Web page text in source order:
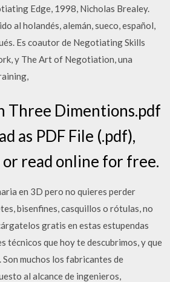
Edge, 1998, Nicholas Brealey.
al holandés, alemán, sueco, español,
Es coautor de Negotiating Skills
y The Art of Negotiation, una
Three Dimentions.pdf
as PDF File (.pdf),
read online for free.
en 3D pero no quieres perder
bisenfines, casquillos o rótulas, no
gratis en estas estupendas
técnicos que hoy te descubrimos, y que
muchos los fabricantes de
al alcance de ingenieros,